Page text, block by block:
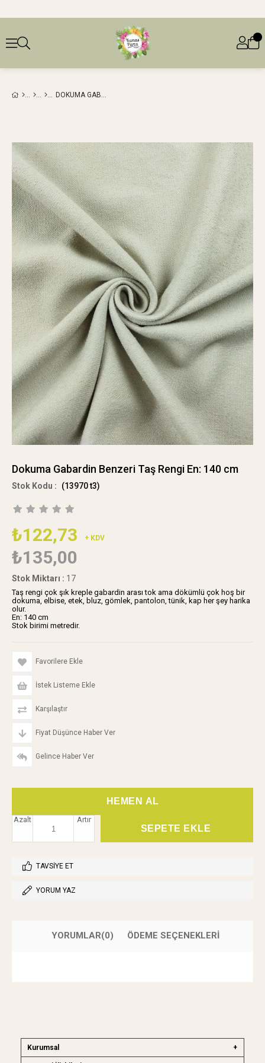
DOKUMA GABARDIN BENZERI TAŞ RENGI EN: 140 CM
Dokuma Gabardin Benzeri Taş Rengi En: 140 cm
(13970 t3)
₺122,73 + KDV
₺135,00
Stok Miktarı : 17
Taş rengi çok şık kreple gabardin arası tok ama dökümlü çok hoş bir
dokuma, elbise, etek, bluz, gömlek, pantolon, tünik, kap her şey harika
olur.
En: 140 cm
Stok birimi metredir.
Favorilere Ekle
İstek Listeme Ekle
Karşılaştır
Fiyat Düşünce Haber Ver
Gelince Haber Ver
Artır
Azalt
TAVSIYE ET
YORUM YAZ
YORUMLAR(0) ÖDEME SEÇENEKLERI
Kurumsal